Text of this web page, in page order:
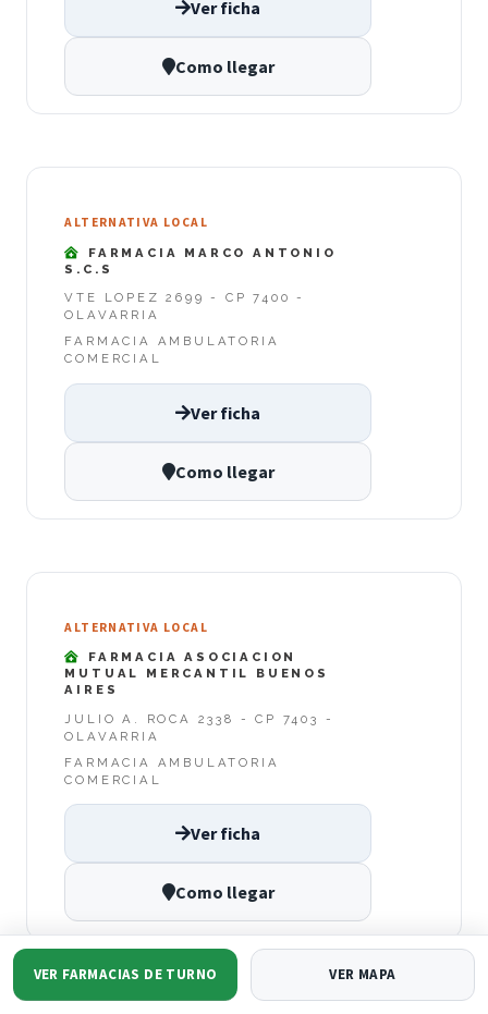
Ver ficha
Como llegar
ALTERNATIVA LOCAL
FARMACIA MARCO ANTONIO
S.C.S
VTE LOPEZ 2699 - CP 7400 -
OLAVARRIA
FARMACIA AMBULATORIA
COMERCIAL
Ver ficha
Como llegar
ALTERNATIVA LOCAL
FARMACIA ASOCIACION
MUTUAL MERCANTIL BUENOS
AIRES
JULIO A. ROCA 2338 - CP 7403 -
OLAVARRIA
FARMACIA AMBULATORIA
COMERCIAL
Ver ficha
Como llegar
VER FARMACIAS DE TURNO VER MAPA